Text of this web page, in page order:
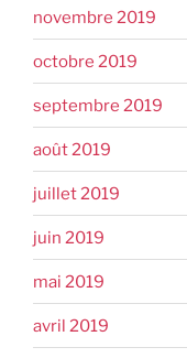
novembre 2019
octobre 2019
septembre 2019
août 2019
juillet 2019
juin 2019
mai 2019
avril 2019